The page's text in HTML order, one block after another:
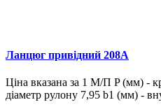
Ланцюг привідний 208A
Ціна вказана за 1 М/П P (мм) -
діаметр рулону 7,95 b1 (мм) -